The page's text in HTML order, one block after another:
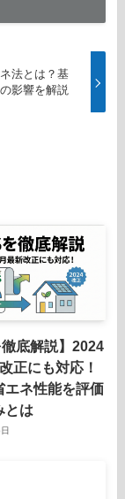
法とは？基
影響を解説
徹底解説】2024
正にも対応！
エネ性能を評価
とは